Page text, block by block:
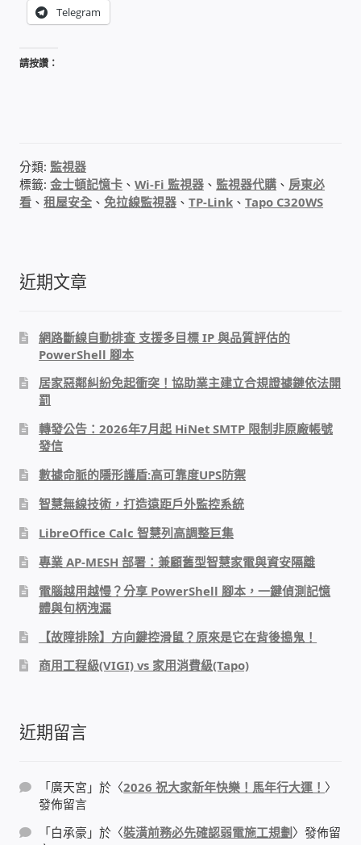
WIFI Wi-Fi 無線熱點 無線網路
網路硬體設備
虛擬機 Virtual machine VirtualBox Hyper-V
VMware
光纖網路
TP-Link TAIWAN(普聯技術)
PHP程式設計
網路 工具 軟體 手冊
監視器安裝維修
監視器租賃方案
防盜保全-安防設備
太陽能系統監視器
監視器 信和 TBC 固定IP
監視器RS485開門開鐵門開燈開保全
Telegram
請按讚：
分類:監視器
標籤:金士頓記憶卡 、Wi-Fi 監視器 、監視器代購 、 房東必
看 、租屋安全 、免拉線監視器 、TP-Link 、Tapo C320WS
近期文章
網路斷線自動排查 支援多目標 IP 與品質評估的
PowerShell 腳本
居家惡鄰糾紛免起衝突！協助業主建立合規證據鏈依法開
罰
轉發公告：2026年7月起 HiNet SMTP 限制非原廠帳號
發信
數據命脈的隱形護盾:高可靠度UPS防禦
智慧無線技術，打造遠距戶外監控系統
LibreOffice Calc 智慧列高調整巨集
專業 AP-MESH 部署：兼顧舊型智慧家電與資安隔離
電腦越用越慢？分享 PowerShell 腳本，一鍵偵測記憶
體與句柄洩漏
【故障排除】方向鍵控滑鼠？原來是它在背後搗鬼！
商用工程級(VIGI) vs 家用消費級(Tapo)
近期留言
「廣天宮 」於〈2026 祝大家新年快樂！馬年行大運！ 〉
發佈留言
「白承豪 」於〈裝潢前務必先確認弱電施工規劃 〉發佈留